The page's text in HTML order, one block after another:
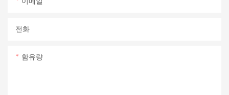
전화
함유량